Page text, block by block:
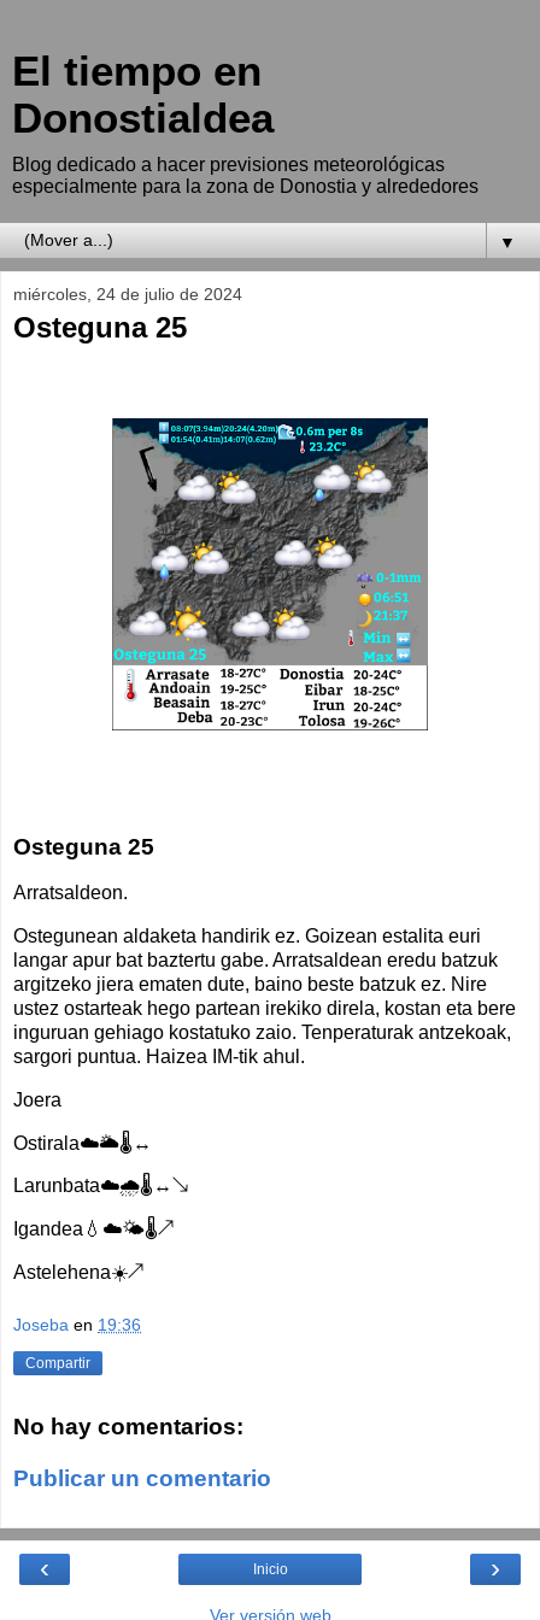
El tiempo en
Donostialdea
Blog dedicado a hacer previsiones meteorológicas
especialmente para la zona de Donostia y alrededores
▼
miércoles, 24 de julio de 2024
Osteguna 25
Osteguna 25
Arratsaldeon.
Ostegunean aldaketa handirik ez. Goizean estalita euri
langar apur bat baztertu gabe. Arratsaldean eredu batzuk
argitzeko jiera ematen dute, baino beste batzuk ez. Nire
ustez ostarteak hego partean irekiko direla, kostan eta bere
inguruan gehiago kostatuko zaio. Tenperaturak antzekoak,
sargori puntua. Haizea IM-tik ahul.
Joera
Ostirala☁️🌥🌡↔️
Larunbata☁️🌧🌡↔️↘️
Igandea💧☁️🌤🌡↗️
Astelehena☀️↗️
Joseba en 19:36
Compartir
No hay comentarios:
Publicar un comentario
‹ ›
Inicio
Ver versión web